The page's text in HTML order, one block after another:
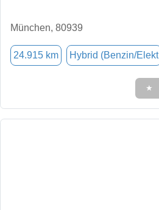
München, 80939
24.915 km Hybrid (Benzin/Elekt
★